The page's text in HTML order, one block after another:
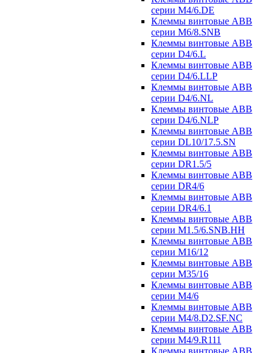
серии M4/6.DE
Клеммы винтовые ABB
серии M6/8.SNB
Клеммы винтовые ABB
серии D4/6.L
Клеммы винтовые ABB
серии D4/6.LLP
Клеммы винтовые ABB
серии D4/6.NL
Клеммы винтовые ABB
серии D4/6.NLP
Клеммы винтовые ABB
серии DL10/17.5.SN
Клеммы винтовые ABB
серии DR1.5/5
Клеммы винтовые ABB
серии DR4/6
Клеммы винтовые ABB
серии DR4/6.1
Клеммы винтовые ABB
серии M1.5/6.SNB.HH
Клеммы винтовые ABB
серии M16/12
Клеммы винтовые ABB
серии M35/16
Клеммы винтовые ABB
серии M4/6
Клеммы винтовые ABB
серии M4/8.D2.SF.NC
Клеммы винтовые ABB
серии M4/9.R111
Клеммы винтовые ABB